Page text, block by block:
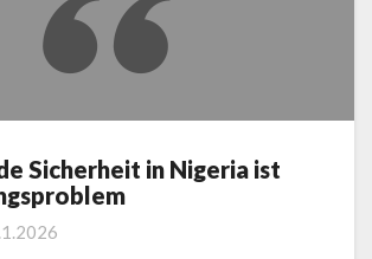
Sicherheit in Nigeria ist